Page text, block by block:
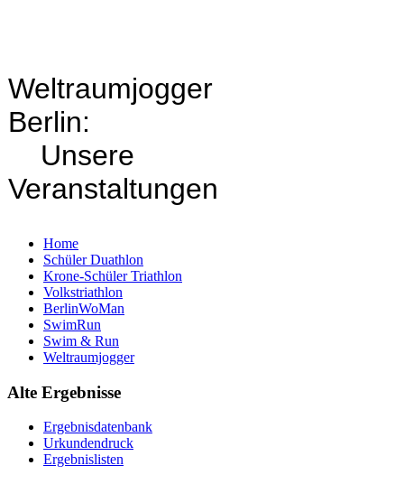
Weltraumjogger
Berlin:
Unsere
Veranstaltungen
Home
Schüler Duathlon
Krone-Schüler Triathlon
Volkstriathlon
BerlinWoMan
SwimRun
Swim & Run
Weltraumjogger
Alte Ergebnisse
Ergebnisdatenbank
Urkundendruck
Ergebnislisten